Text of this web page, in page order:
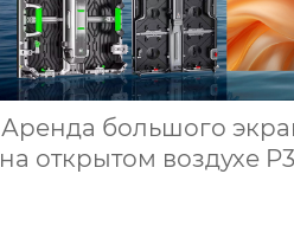
Аренда большого
на открытом воздухе